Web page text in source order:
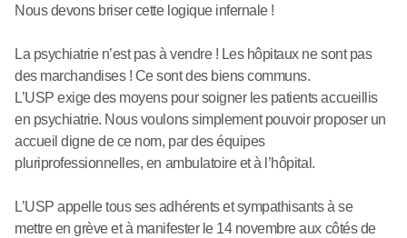
Nous devons briser cette logique infernale !
La psychiatrie n’est pas à vendre ! Les hôpitaux ne sont pas
des marchandises ! Ce sont des biens communs.
L’USP exige des moyens pour soigner les patients accueillis
en psychiatrie. Nous voulons simplement pouvoir proposer un
accueil digne de ce nom, par des équipes
pluriprofessionnelles, en ambulatoire et à l’hôpital.
L’USP appelle tous ses adhérents et sympathisants à se
mettre en grève et à manifester le 14 novembre aux côtés de